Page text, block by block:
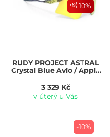
10%
RUDY PROJECT ASTRAL
Crystal Blue Avio / Apple
Green Fade Gloss /
Multilaser Yellow
3 329 Kč
v úterý u Vás
-10%